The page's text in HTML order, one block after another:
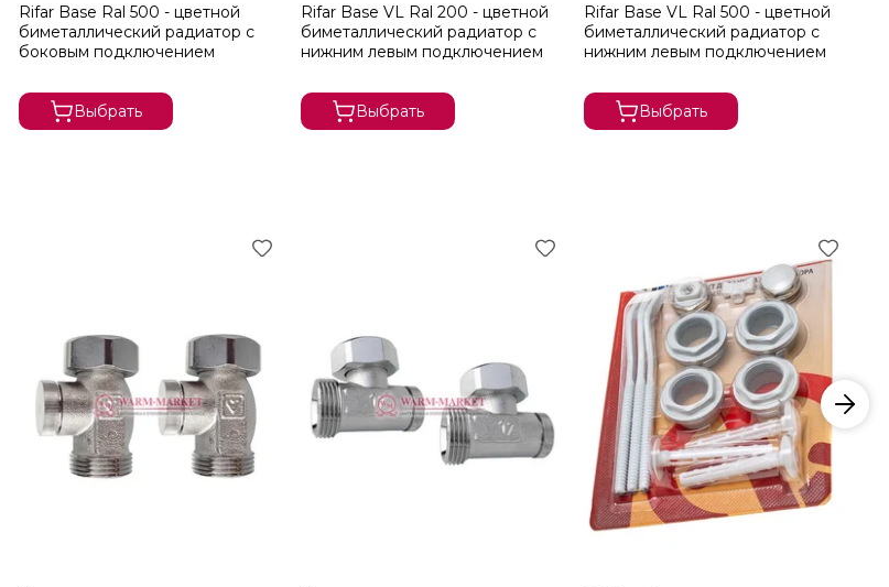
Rifar Base Ral 500 - цветной
биметаллический радиатор с
боковым подключением
Выбрать
Rifar Base VL Ral 200 - цветной
биметаллический радиатор с
нижним левым подключением
Выбрать
Rifar Base VL Ral 500 - цветной
биметаллический радиатор с
нижним левым подключением
Выбрать